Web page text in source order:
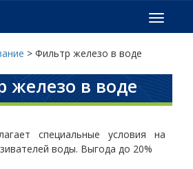
Меню
> Фильтр железо в воде
железо в воде
специальные условия на
воды. Выгода до 20%